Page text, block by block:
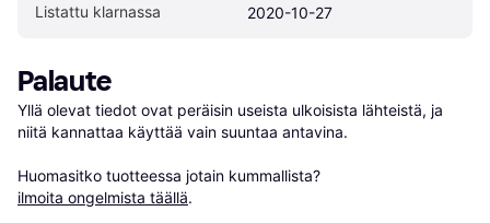
Listattu klarnassa 2020-10-27
Palaute
Yllä olevat tiedot ovat peräisin useista ulkoisista lähteistä, ja
niitä kannattaa käyttää vain suuntaa antavina.
Huomasitko tuotteessa jotain kummallista?
ilmoita ongelmista täällä.